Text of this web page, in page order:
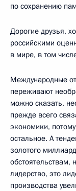
по сохранению
Дорогие друзья,
российскими
в мире, в том
Международные
переживают
можно сказать,
прежде всего
экономики,
остальное. А
золотого
обстоятельствам,
лидерство, это
производства